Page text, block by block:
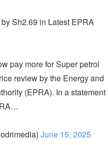
Sh2.69 in Latest EPRA
pay more for Super petrol
review by the Energy and
(EPRA). In a statement
June 15, 2025